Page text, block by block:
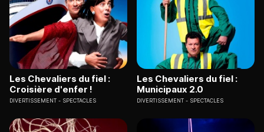
Les Chevaliers du fiel :
Croisière d'enfer !
DIVERTISSEMENT SPECTACLES
Les Chevaliers du fiel :
Municipaux 2.0
DIVERTISSEMENT SPECTACLES